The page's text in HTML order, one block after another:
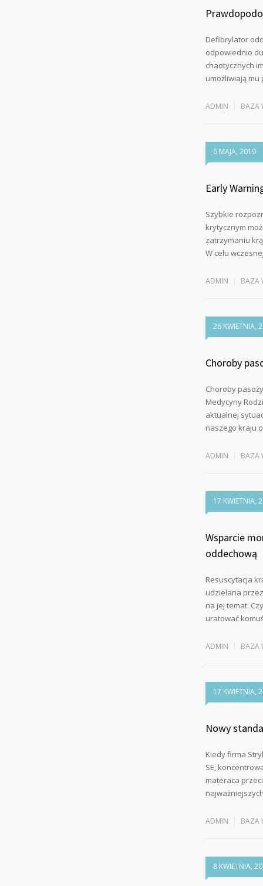
Defibrylator
odpowiednio
chaotycznych
umożliwiają
ADMIN BAZA
6 MAJA, 2019
Early
Szybkie
krytycznym
zatrzymaniu
W celu
ADMIN BAZA
26 KWIETNIA,
Choroby
Choroby
Medycyny
aktualnej
naszego kraju
ADMIN BAZA
17 KWIETNIA,
Wsparcie
oddechową
Resuscytacja
udzielana
na jej temat.
uratować
ADMIN BAZA
17 KWIETNIA,
Nowy
Kiedy firma
SE,
materaca
ADMIN BAZA
8 KWIETNIA,